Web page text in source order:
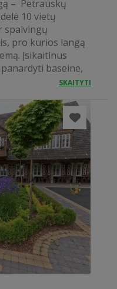
– Petrauskų
10 vietų
spalvingų
pro kurios langą
Įsikaitinus
baseine,
SKAITYTI